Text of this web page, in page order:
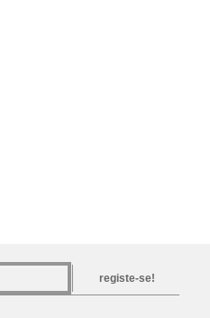
registe-se!